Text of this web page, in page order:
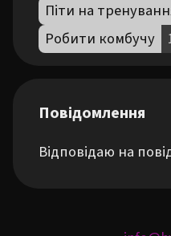
Піти на
Робити комбучу
Повідомлення
Відповідаю на